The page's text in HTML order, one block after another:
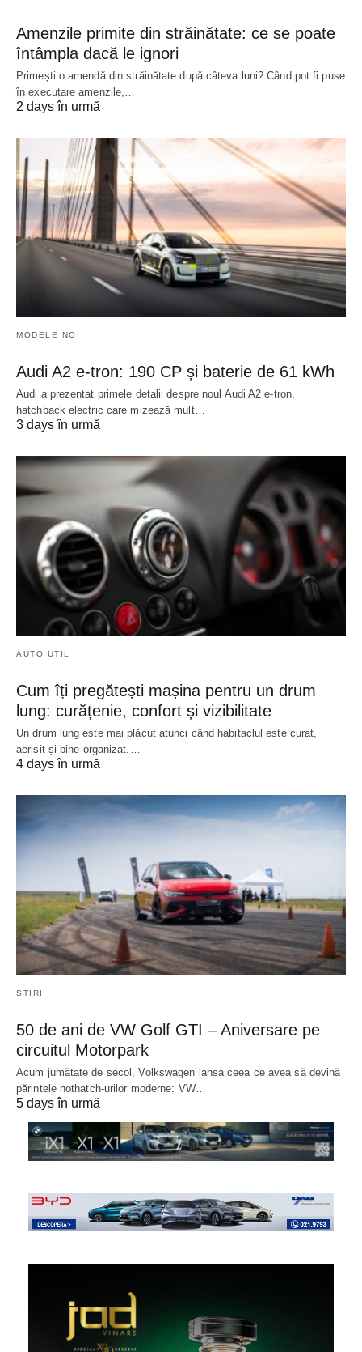
Amenzile primite din străinătate: ce se poate
întâmpla dacă le ignori
Primești o amendă din străinătate după câteva luni? Când pot fi puse
în executare amenzile,…
2 days în urmă
MODELE NOI
Audi A2 e-tron: 190 CP și baterie de 61 kWh
Audi a prezentat primele detalii despre noul Audi A2 e-tron,
hatchback electric care mizează mult…
3 days în urmă
AUTO UTIL
Cum îți pregătești mașina pentru un drum
lung: curățenie, confort și vizibilitate
Un drum lung este mai plăcut atunci când habitaclul este curat,
aerisit și bine organizat.…
4 days în urmă
ȘTIRI
50 de ani de VW Golf GTI – Aniversare pe
circuitul Motorpark
Acum jumătate de secol, Volkswagen lansa ceea ce avea să devină
părintele hothatch-urilor moderne: VW…
5 days în urmă